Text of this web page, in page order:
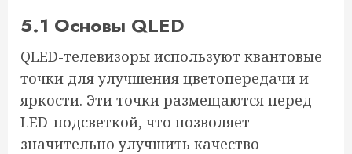
5.1 Основы QLED
QLED-телевизоры используют квантовые
точки для улучшения цветопередачи и
яркости. Эти точки размещаются перед
LED-подсветкой, что позволяет
значительно улучшить качество